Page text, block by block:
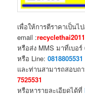
เพื่อให้การตีราคาเป็นไ
email :
หรือส่ง MMS มาที่เบอร์
หรือ Line:0818805531
และท่านสามารถสอบถ
7525531
หรือหารายละเอียดได้ที่